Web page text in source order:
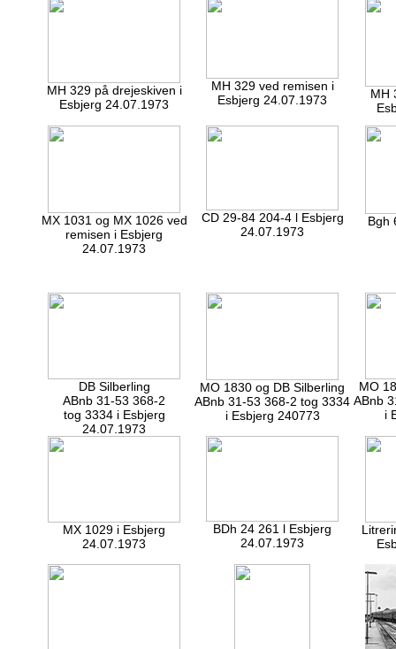
MH 329 på drejeskiven i
Esbjerg 24.07.1973
MH 329 ved remisen i
Esbjerg 24.07.1973
MH
MX 1031 og MX 1026 ved
remisen i Esbjerg
24.07.1973
CD 29-84 204-4 l Esbjerg
24.07.1973
Bgh
DB Silberling
ABnb 31-53 368-2
tog 3334 i Esbjerg
24.07.1973
MO 1830 og DB Silberling
ABnb 31-53 368-2 tog 3334
i Esbjerg 240773
MO
ABnb
i
MX 1029 i Esbjerg
24.07.1973
BDh 24 261 l Esbjerg
24.07.1973